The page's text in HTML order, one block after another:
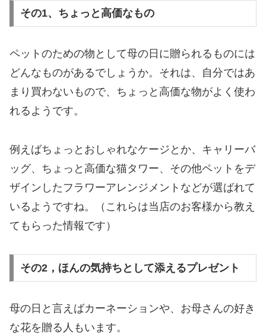
その1、ちょっと高価なもの
ペットのための物として母の日に贈られるものには
どんなものがあるでしょうか。それは、自分ではあ
まり買わないもので、ちょっと高価な物がよく使わ
れるようです。
例えばちょっとおしゃれなケージとか、キャリーバ
ッグ、ちょっと高価な猫タワー、その他ペットをデ
ザインしたフラワーアレンジメントなどが選ばれて
いるようですね。（これらは当店のお客様から教え
てもらった情報です）
その2，ほんの気持ちとして添えるプレゼント
母の日と言えばカーネーションや、お母さんの好き
な花を贈る人もいます。